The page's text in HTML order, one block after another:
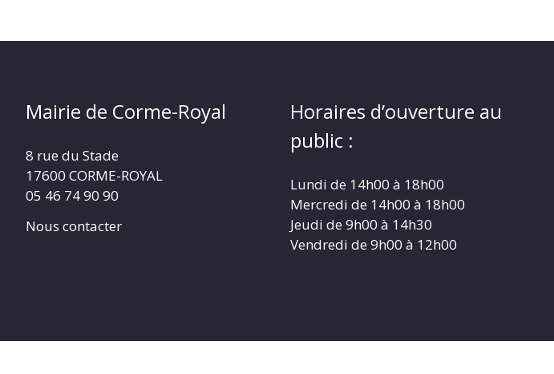
Mairie de Corme-Royal
8 rue du Stade
17600 CORME-ROYAL
05 46 74 90 90
Nous contacter
Horaires d’ouverture au
public :
Lundi de 14h00 à 18h00
Mercredi de 14h00 à 18h00
Jeudi de 9h00 à 14h30
Vendredi de 9h00 à 12h00